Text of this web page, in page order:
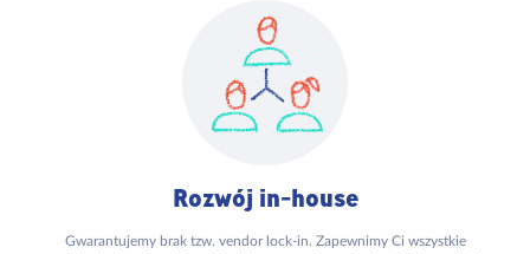
Rozwój in-house
Gwarantujemy brak tzw. vendor lock-in. Zapewnimy Ci wszystkie